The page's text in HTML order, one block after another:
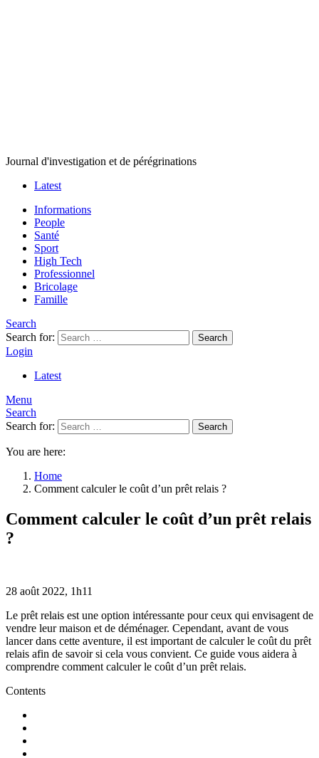
Journal d'investigation et de pérégrinations
Latest
Informations
People
Santé
Sport
High Tech
Professionnel
Bricolage
Famille
Search
Search for:
Search
Login
Latest
Menu
Search
Search for:
Search
You are here:
Home
Comment calculer le coût d’un prêt relais ?
Comment calculer le coût d’un prêt relais
?
28 août 2022, 1h11
Le prêt relais est une option intéressante pour ceux qui envisagent de
vendre leur maison et de déménager. Cependant, avant de vous
lancer dans cette aventure, il est important de calculer le coût du prêt
relais afin de savoir si cela vous convient. Ce guide vous aidera à
comprendre comment calculer le coût d’un prêt relais.
Contents